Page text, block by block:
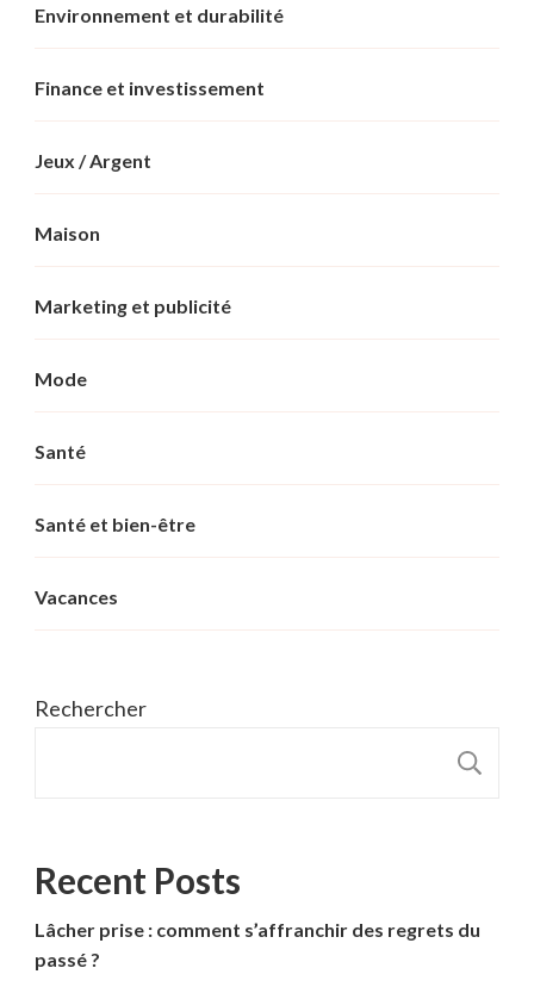
Environnement et durabilité
Finance et investissement
Jeux / Argent
Maison
Marketing et publicité
Mode
Santé
Santé et bien-être
Vacances
Rechercher
Recent Posts
Lâcher prise : comment s’affranchir des regrets du
passé ?